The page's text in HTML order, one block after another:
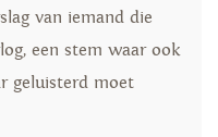
van iemand die
een stem waar ook
geluisterd moet